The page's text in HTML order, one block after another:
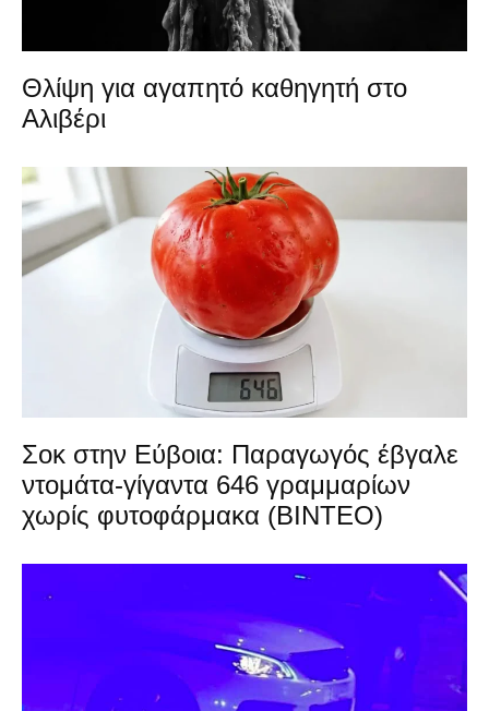
Θλίψη για αγαπητό καθηγητή στο
Αλιβέρι
Σοκ στην Εύβοια: Παραγωγός έβγαλε
ντομάτα-γίγαντα 646 γραμμαρίων
χωρίς φυτοφάρμακα (ΒΙΝΤΕΟ)